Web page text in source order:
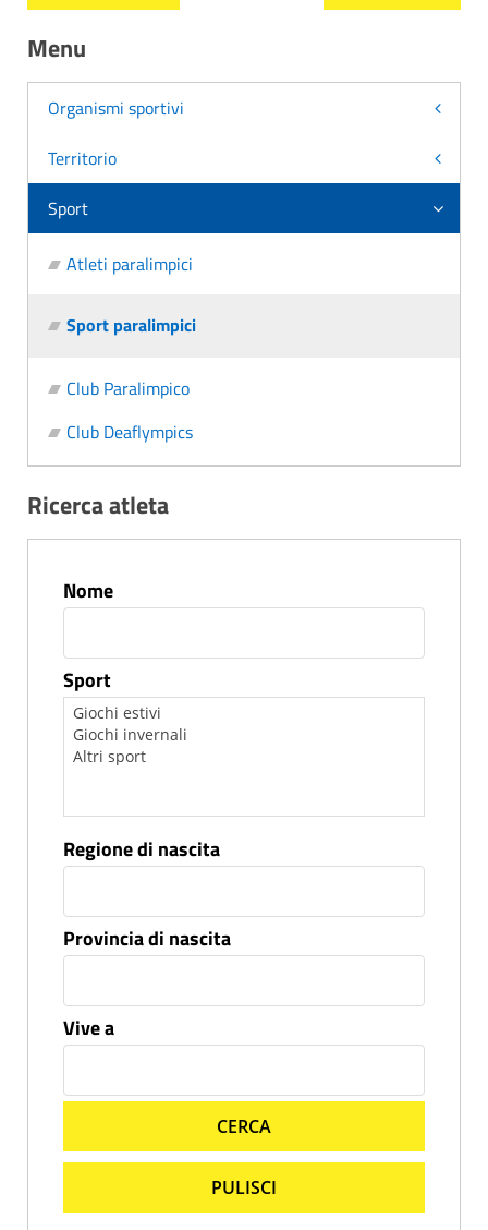
Menu
Organismi sportivi
Territorio
Sport
Atleti paralimpici
Sport paralimpici
Club Paralimpico
Club Deaflympics
Ricerca atleta
Nome
Sport
Regione di nascita
Provincia di nascita
Vive a
CERCA
PULISCI